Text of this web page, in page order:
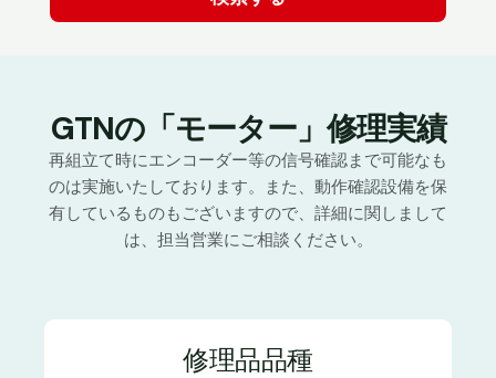
GTNの「モーター」修理実績
再組立て時にエンコーダー等の信号確認まで可能なも
のは実施いたしております。また、動作確認設備を保
有しているものもございますので、詳細に関しまして
は、担当営業にご相談ください。
修理品品種